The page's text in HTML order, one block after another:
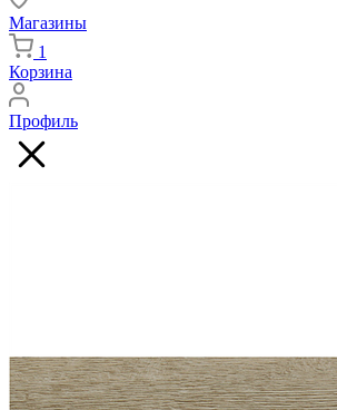
Магазины
1
Корзина
Профиль